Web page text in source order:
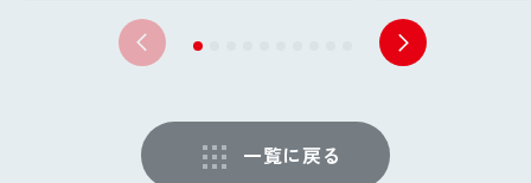
一覧に戻る